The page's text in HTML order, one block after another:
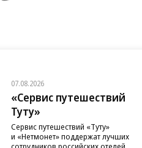
07.08.2026
«Сервис путешествий
Туту»
Сервис путешествий «Туту»
и «Нетмонет» поддержат лучших